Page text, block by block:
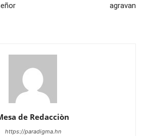
agravan
de Redacciòn
https://paradigma.hn